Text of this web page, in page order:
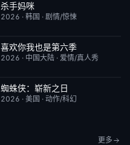
更新至第03集
杀手妈咪
2026 · 韩国 · 剧情/惊悚
今日更新
喜欢你我也是第六季
2026 · 中国大陆 · 爱情/真人秀
TC中字
蜘蛛侠：崭新之日
2026 · 美国 · 动作/科幻
更多